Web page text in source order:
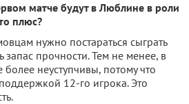
матче будут в Люблине в роли
плюс?
нужно постараться сыграть
запас прочности. Тем не менее, в
неуступчивы, потому что
12-го игрока. Это